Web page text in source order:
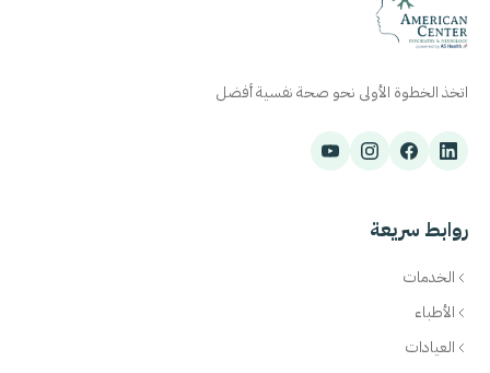
اتخذ الخطوة الأولى نحو صحة نفسية أفضل
روابط سريعة
الخدمات
الأطباء
العيادات